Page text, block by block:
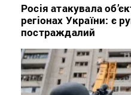
Росія атакувала
регіонах України: є
постраждалий